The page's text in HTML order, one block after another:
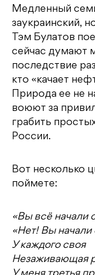
Медленный
заукраинский,
Тэм Булатов
сейчас думают
последствие
кто «качает
Природа ее не
воюют за
грабить
России.
Вот несколько
поймете:
«Вы всё начали
«Нет! Вы начали
У каждого своя
Незаживающая